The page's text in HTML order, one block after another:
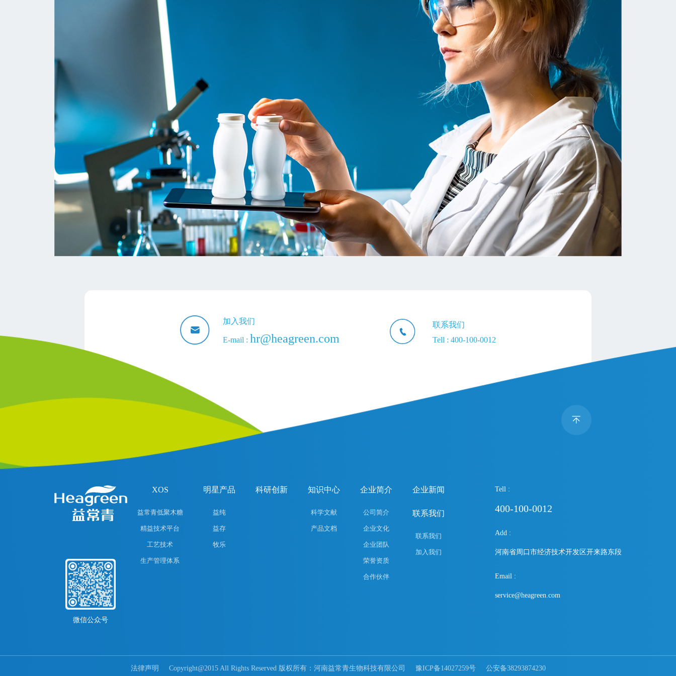
加入我们
E-mail : hr@heagreen.com
联系我们
Tell : 400-100-0012
微信公众号
XOS
益常青低聚木糖
精益技术平台
工艺技术
生产管理体系
明星产品
益纯
益存
牧乐
科研创新 知识中心
科学文献
产品文档
企业简介
公司简介
企业文化
企业团队
荣誉资质
合作伙伴
企业新闻
联系我们
联系我们
加入我们
Tell :
400-100-0012
Add :
河南省周口市经济技术开发区开来路东段
Email :
service@heagreen.com
法律声明 Copyright@2015 All Rights Reserved 版权所有：河南益常青生物科技有限公司 豫ICP备14027259号 公安备38293874230